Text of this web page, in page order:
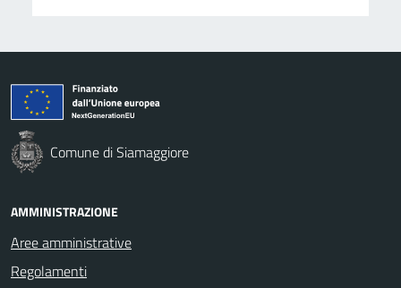
Comune di Siamaggiore
AMMINISTRAZIONE
Aree amministrative
Regolamenti